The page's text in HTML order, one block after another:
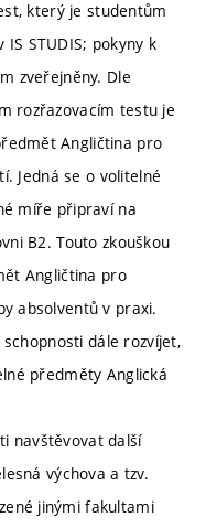
který je studentům
STUDIS; pokyny k
zveřejněny. Dle
rozřazovacím testu je
Angličtina pro
Jedná se o volitelné
míře připraví na
B2. Touto zkouškou
Angličtina pro
absolventů v praxi.
dále rozvíjet,
předměty Anglická
navštěvovat další
výchova a tzv.
jinými fakultami